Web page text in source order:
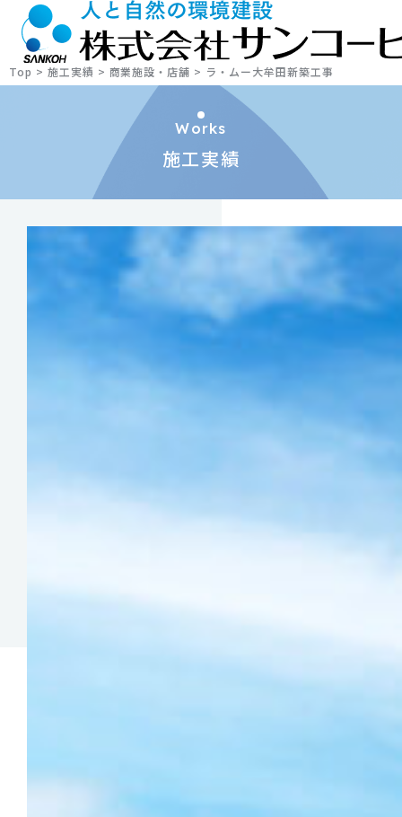
Top > 施工実績 > 商業施設・店舗 > ラ・ムー大牟田新築工事
Works
施工実績